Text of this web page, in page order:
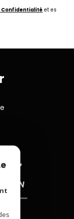
Confidentialité et es